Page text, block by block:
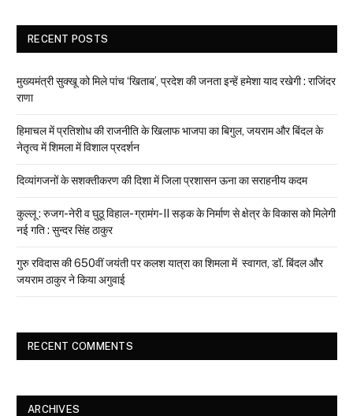
RECENT POSTS
मुख्यमंत्री सुक्खू को मिले पांच ‘खिताब’, प्रदेश की जनता इन्हें हमेशा याद रखेगी : राजिंदर
राणा
हिमाचल में प्रतिशोध की राजनीति के खिलाफ भाजपा का बिगुल, जयराम और बिंदल के
नेतृत्व में शिमला में विशाल प्रदर्शन
दिव्यांगजनों के सशक्तीकरण की दिशा में जिला प्रशासन ऊना का सराहनीय कदम
कुल्लू : रुजग-नेरी व घुठू विहाल- ग्रामंग-II सड़क के निर्माण से क्षेत्र के विकास को मिलेगी
नई गति : सुन्दर सिंह ठाकुर
गुरु रविदास की 650वीं जयंती पर कलश यात्रा का शिमला में स्वागत, डॉ. बिंदल और
जयराम ठाकुर ने किया अगुवाई
RECENT COMMENTS
ARCHIVES